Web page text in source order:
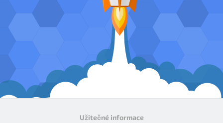
Užitečné informace